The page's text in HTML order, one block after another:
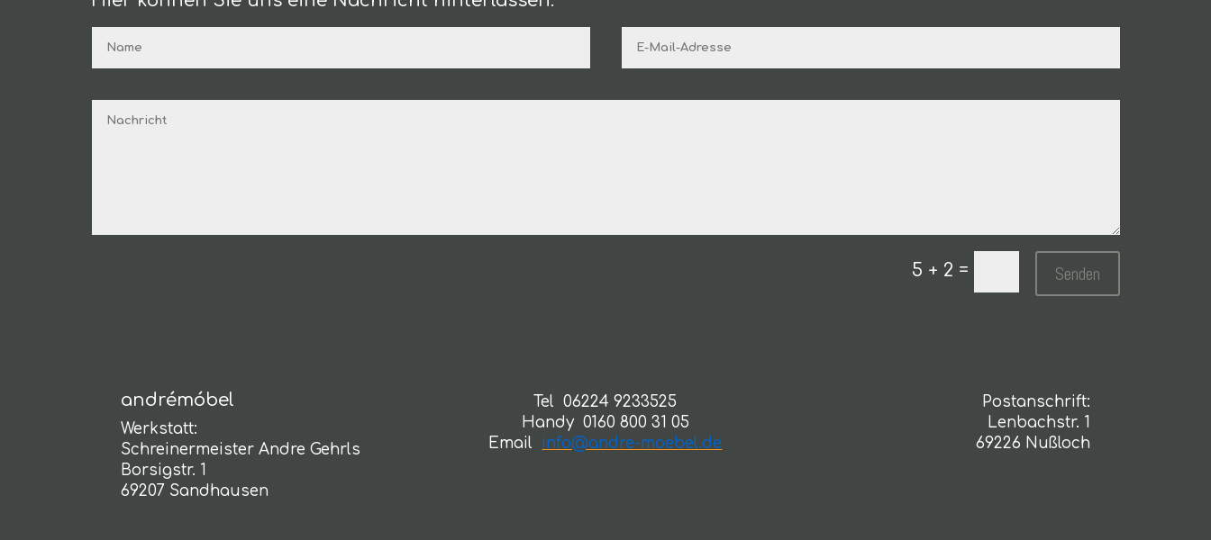
5 + 2 = Senden
andrémóbel
Werkstatt:
Schreinermeister Andre Gehrls
Borsigstr. 1
69207 Sandhausen
Tel 06224 9233525
Handy 0160 800 31 05
Email info@andre-moebel.de
Postanschrift:
Lenbachstr. 1
69226 Nußloch